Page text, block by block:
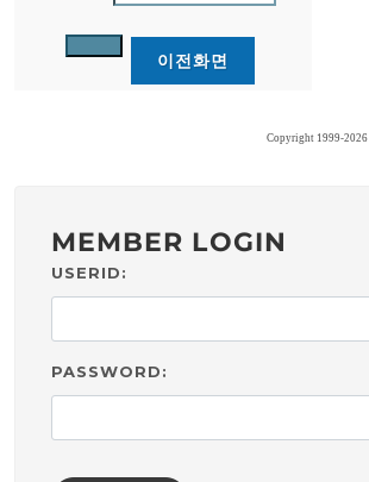
Copyright 1999-2026
MEMBER LOGIN
USERID:
PASSWORD: